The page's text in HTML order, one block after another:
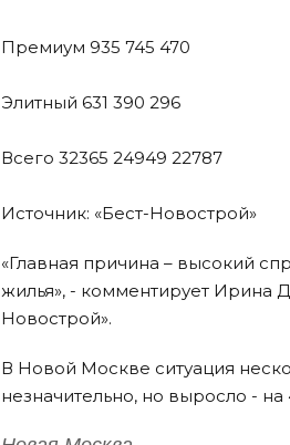
Премиум 935 745 470
Элитный 631 390 296
Всего 32365 24949 22787
Источник: «Бест-Новострой»
«Главная причина – высокий
жилья», - комментирует Ирина
Новострой».
В Новой Москве ситуация
незначительно, но выросло - на